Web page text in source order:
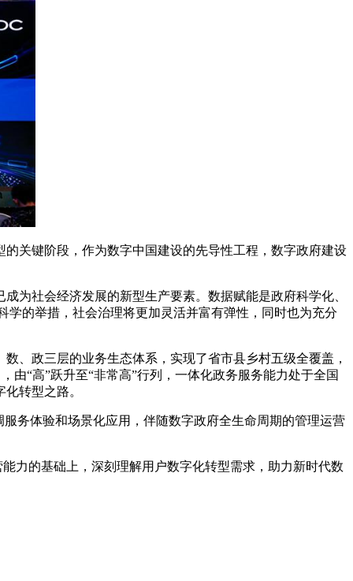
关键阶段，作为数字中国建设的先导性工程，数字政府建设
为社会经济发展的新型生产要素。数据赋能是政府科学化、
的举措，社会治理将更加灵活并富有弹性，同时也为充分
、政三层的业务生态体系，实现了省市县乡村五级全覆盖，
由“高”跃升至“非常高”行列，一体化政务服务能力处于全国
转型之路。
务体验和场景化应用，伴随数字政府全生命周期的管理运营
力的基础上，深刻理解用户数字化转型需求，助力新时代数